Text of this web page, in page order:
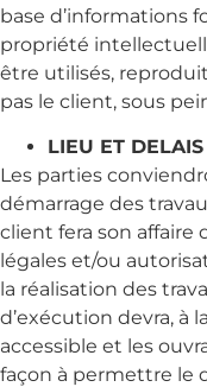
base d’informations
propriété
être utilisés,
pas le client, sous
LIEU ET
Les parties
démarrage des
client fera son affaire
légales et/ou
la réalisation des
d’exécution devra, à
accessible et les
façon à permettre le